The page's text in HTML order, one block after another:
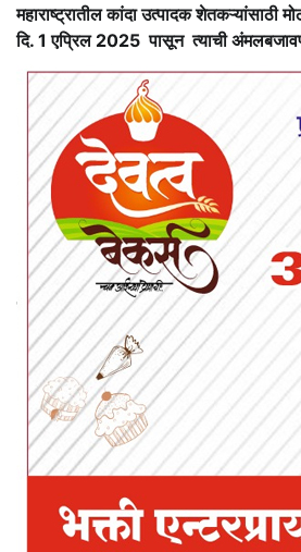
महाराष्ट्रातील कांदा उत्पादक शेतकऱ्यांसाठी
दि. 1 एप्रिल 2025 पासून त्याची